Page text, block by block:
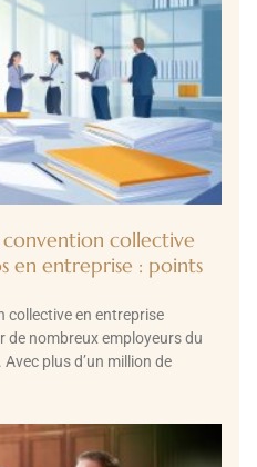
collective
en entreprise : points
collective en entreprise
de nombreux employeurs du
plus d’un million de